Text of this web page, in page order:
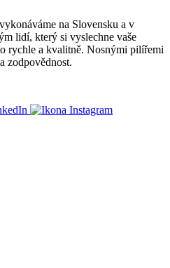
na Slovensku a v
lidí, který si vyslechne vaše
rychle a kvalitně. Nosnými pilířemi
zodpovědnost.